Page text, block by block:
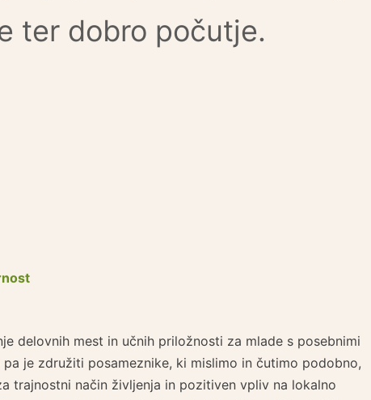
ter dobro počutje.
delovnih mest in učnih priložnosti za mlade s posebnimi
je združiti posameznike, ki mislimo in čutimo podobno,
trajnostni način življenja in pozitiven vpliv na lokalno